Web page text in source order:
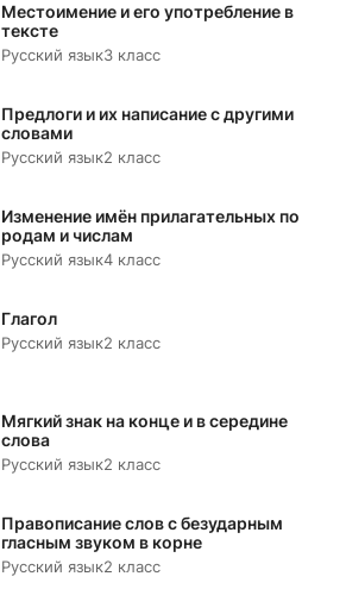
Местоимение и его употребление в
тексте
Русский язык3 класс
Предлоги и их написание с другими
словами
Русский язык2 класс
Изменение имён прилагательных по
родам и числам
Русский язык4 класс
Глагол
Русский язык2 класс
Мягкий знак на конце и в середине
слова
Русский язык2 класс
Правописание слов с безударным
гласным звуком в корне
Русский язык2 класс